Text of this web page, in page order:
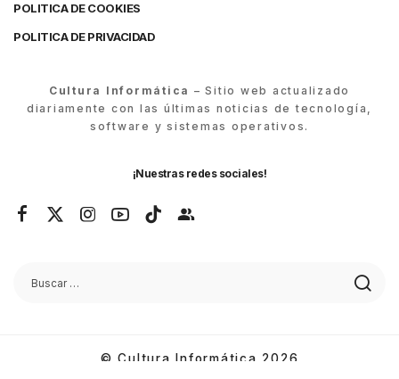
POLITICA DE COOKIES
POLITICA DE PRIVACIDAD
Cultura Informática – Sitio web actualizado
diariamente con las últimas noticias de tecnología,
software y sistemas operativos.
¡Nuestras redes sociales!
© Cultura Informática 2026